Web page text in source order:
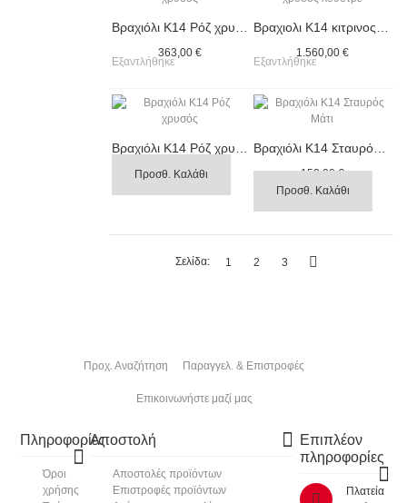
363,00 €
Εξαντλήθηκε
1.560,00 €
Εξαντλήθηκε
Βραχιόλι Κ14 Ρόζ χρυσός
383,00 €
Προσθ. Καλάθι
Βραχιόλι Κ14 Σταυρός Μάτι
152,00 €
Προσφορά 121,00 €
Προσθ. Καλάθι
Σελίδα: 1 2 3
Προχ. Αναζήτηση Παραγγελ. & Επιστροφές
Επικοινωνήστε μαζί μας
Πληροφορίες
Όροι
χρήσης
Αποστολή
Αποστολές προϊόντων
Επιστροφές προϊόντων
Επιπλέον
πληροφορίες
Πλατεία